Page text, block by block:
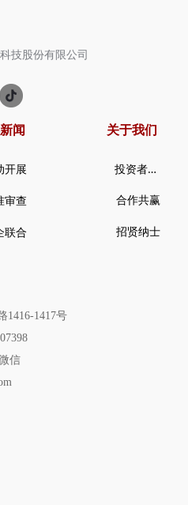
技股份有限公司
开展
审查
联合
闻
投
资者关系
合作共赢
招贤纳士
关于我们
1416-1417号
信